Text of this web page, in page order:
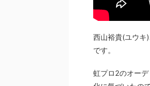
西山裕貴(ユウキ
です。
虹プロ2のオー